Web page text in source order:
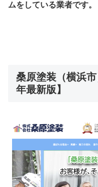
ムをしている業者です。
桑原塗装（横浜
年最新版】